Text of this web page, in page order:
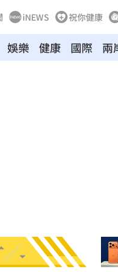
iNEWS 祝你健康
娛樂 健康 國際 兩